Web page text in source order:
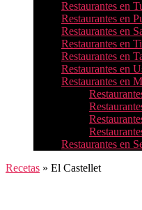
Restaurantes en
Restaurantes en
Restaurantes en
Restaurantes en
Restaurantes en
Restaurantes en
Restaurantes en
Restaurantes en
Recetas » El Castellet